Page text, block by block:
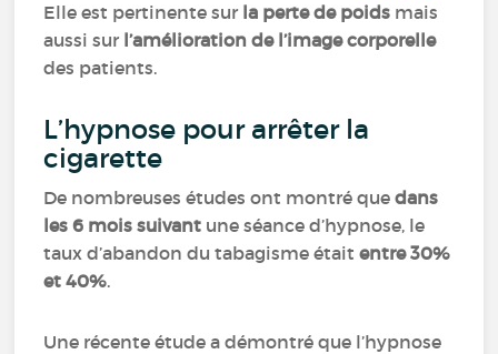
Elle est pertinente sur la perte de poids mais
aussi sur l’amélioration de l’image corporelle
des patients.
L’hypnose pour arrêter la
cigarette
De nombreuses études ont montré quedans
les 6 mois suivant une séance d’hypnose, le
taux d’abandon du tabagisme étaitentre 30%
et 40%.
Une récente étude a démontré que l’hypnose